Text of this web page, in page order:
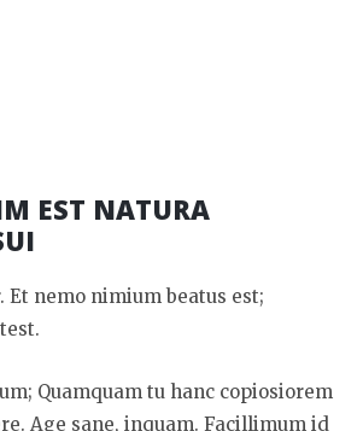
EST NATURA
Et nemo nimium beatus est;
Quamquam tu hanc copiosiorem
Age sane, inquam. Facillimum id